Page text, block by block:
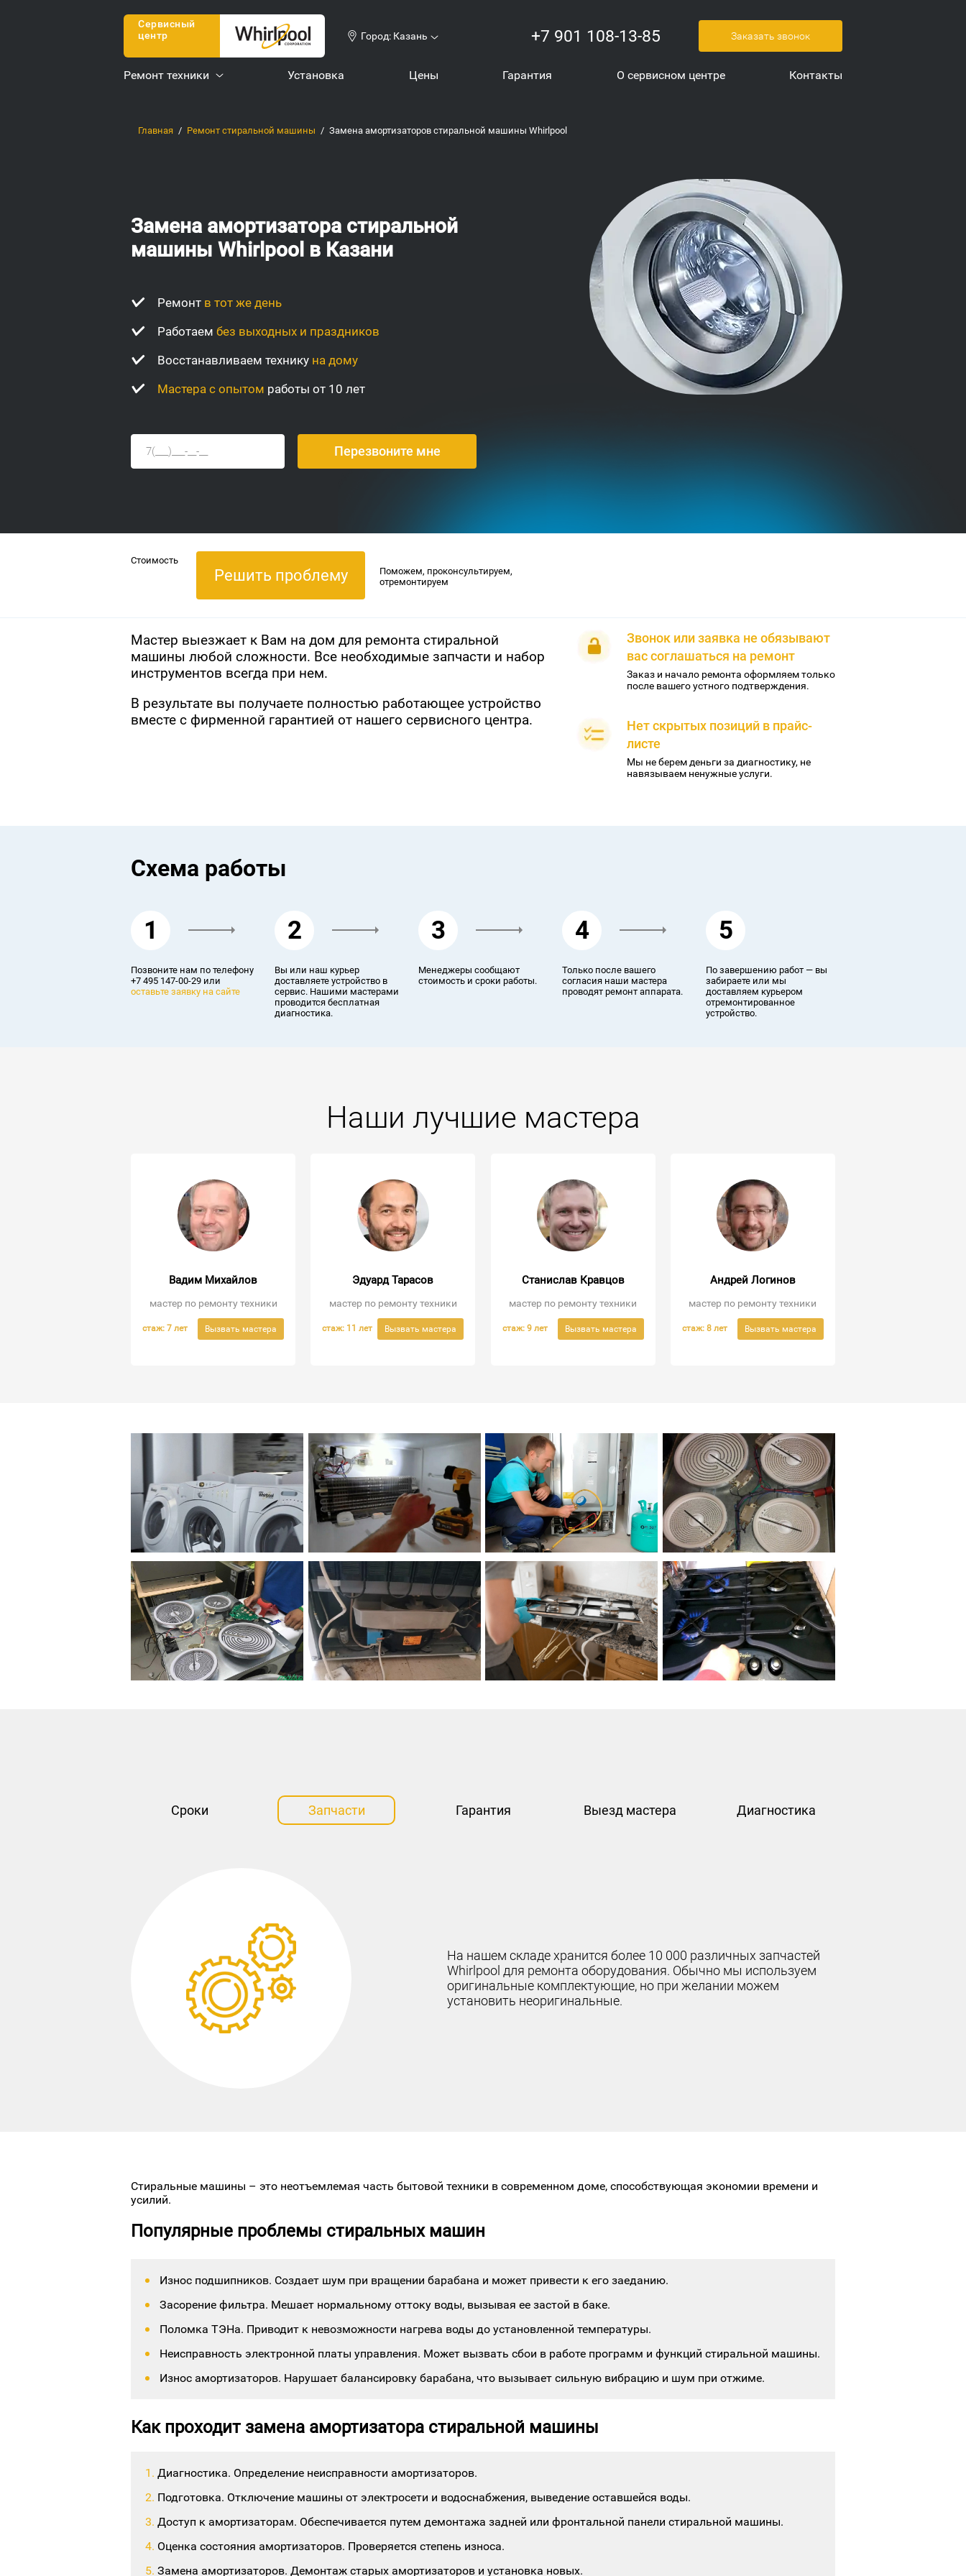
Сервисный
центр
Город: Казань +7 901 108-13-85 Заказать звонок
Ремонт техники Установка Цены Гарантия О сервисном центре Контакты
Главная Ремонт стиральной машины Замена амортизаторов стиральной машины Whirlpool
Замена амортизатора стиральной
машины Whirlpool в Казани
Ремонт в тот же день
Работаем без выходных и праздников
Восстанавливаем технику на дому
Мастера с опытом работы от 10 лет
Стоимость
Решить проблему
Поможем, проконсультируем,
отремонтируем
Мастер выезжает к Вам на дом для ремонта стиральной
машины любой сложности. Все необходимые запчасти и набор
инструментов всегда при нем.
В результате вы получаете полностью работающее устройство
вместе с фирменной гарантией от нашего сервисного центра.
Звонок или заявка не обязывают
вас соглашаться на ремонт
Заказ и начало ремонта оформляем только
после вашего устного подтверждения.
Нет скрытых позиций в прайс-
листе
Мы не берем деньги за диагностику, не
навязываем ненужные услуги.
Схема работы
1
Позвоните нам по телефону
+7 495 147-00-29 или
оставьте заявку на сайте
2
Вы или наш курьер
доставляете устройство в
сервис. Нашими мастерами
проводится бесплатная
диагностика.
3
Менеджеры сообщают
стоимость и сроки работы.
4
Только после вашего
согласия наши мастера
проводят ремонт аппарата.
5
По завершению работ — вы
забираете или мы
доставляем курьером
отремонтированное
устройство.
Наши лучшие мастера
Вадим Михайлов
мастер по ремонту техники
стаж: 7 лет Вызвать мастера
Эдуард Тарасов
мастер по ремонту техники
стаж: 11 лет Вызвать мастера
Станислав Кравцов
мастер по ремонту техники
стаж: 9 лет Вызвать мастера
Андрей Логинов
мастер по ремонту техники
стаж: 8 лет Вызвать мастера
Сроки Запчасти Гарантия Выезд мастера Диагностика
На нашем складе хранится более 10 000 различных запчастей
Whirlpool для ремонта оборудования. Обычно мы используем
оригинальные комплектующие, но при желании можем
установить неоригинальные.
Стиральные машины – это неотъемлемая часть бытовой техники в современном доме, способствующая экономии времени и
усилий.
Популярные проблемы стиральных машин
Износ подшипников. Создает шум при вращении барабана и может привести к его заеданию.
Засорение фильтра. Мешает нормальному оттоку воды, вызывая ее застой в баке.
Поломка ТЭНа. Приводит к невозможности нагрева воды до установленной температуры.
Неисправность электронной платы управления. Может вызвать сбои в работе программ и функций стиральной машины.
Износ амортизаторов. Нарушает балансировку барабана, что вызывает сильную вибрацию и шум при отжиме.
Как проходит замена амортизатора стиральной машины
Диагностика. Определение неисправности амортизаторов.
Подготовка. Отключение машины от электросети и водоснабжения, выведение оставшейся воды.
Доступ к амортизаторам. Обеспечивается путем демонтажа задней или фронтальной панели стиральной машины.
Оценка состояния амортизаторов. Проверяется степень износа.
Замена амортизаторов. Демонтаж старых амортизаторов и установка новых.